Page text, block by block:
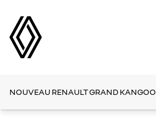
NOUVEAU RENAULT GRAND KANGOO